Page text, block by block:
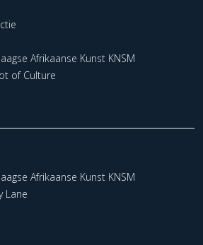
Afrikaanse Kunst KNSM
of Culture
Afrikaanse Kunst KNSM
Lane